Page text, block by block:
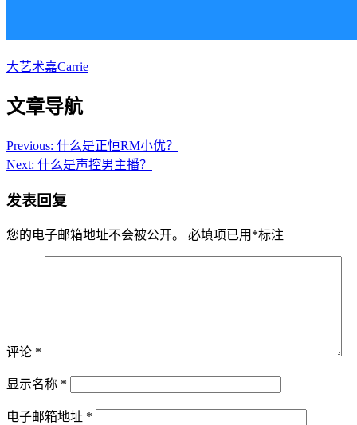
大艺术嘉Carrie
文章导航
Previous: 什么是正恒RM小优？
Next: 什么是声控男主播？
发表回复
您的电子邮箱地址不会被公开。 必填项已用 *标注
评论 *
显示名称 *
电子邮箱地址 *